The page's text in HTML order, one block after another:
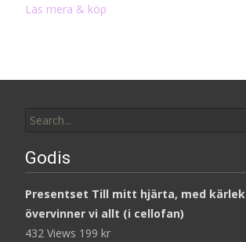
Läs mera & köp
for:
Godis
Presentset Till mitt hjärta, med kärlek
övervinner vi allt (i cellofan)
432 Views 199 kr